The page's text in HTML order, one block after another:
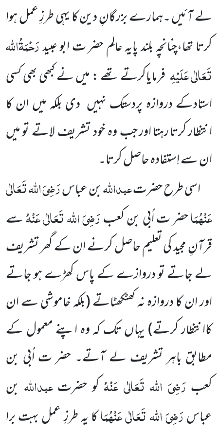
لے آئیں ۔ہمارے بزرگانِ دین کا یہی طرزِ عمل ہوا
کرتا تھا،چنانچہ بلند پایہ عالِم حضر ت ابو عبیدرَحْمَۃُاللہ
تَعَالٰی عَلَیْہِ فرمایاکرتے تھے : میں نے کبھی بھی کسی
استادکے دروازہ پردستک نہیں دی بلکہ میں ان کا
انتظار کرتا رہتا اور جب وہ خود تشریف لاتے تو میں
ان سے اِستفادہ حاصل کرتا۔
اسی طرح حضرتعبداللہبن عباسرَضِیَ اللہ تَعَالٰی
عَنْہُمَاحضر ت اُبی بن کعبرَضِیَ اللہ تَعَالٰی عَنْہُسے
قرآنِ مجید کی تعلیم حاصل کرنے ان کے گھر تشریف
لے جاتے تو دروازے کے پاس کھڑے ہو جاتے
اور ان کا دروازہ نہ کھٹکھٹاتے(بلکہ خاموشی سے ان
کاانتظار کرتے)یہاں تک کہ وہ اپنے معمول کے
مطابق باہر تشریف لے آتے۔ حضر ت اُبی بن
کعب رَضِیَ اللہ تَعَالٰی عَنْہُکو حضرتعبداللہ بن
عباسرَضِیَ اللہ تَعَالٰی عَنْہُمَاکا یہ طرزِ عمل بہت برا